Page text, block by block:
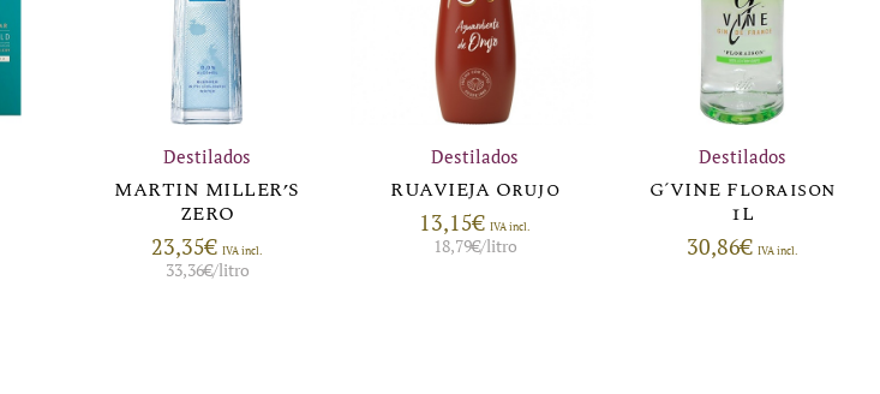
Destilados
MARTIN MILLER’S
ZERO
23,35€ IVA incl.
33,36€/litro
Destilados
RUAVIEJA Orujo
13,15€ IVA incl.
18,79€/litro
Destilados
G´VINE Floraison
1L
30,86€ IVA incl.